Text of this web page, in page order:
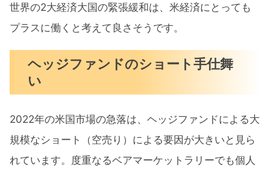
世界の2大経済大国の緊張緩和は、米経済にとっても
プラスに働くと考えて良さそうです。
ヘッジファンドのショート手仕舞
い
2022年の米国市場の急落は、ヘッジファンドによる大
規模なショート（空売り）による要因が大きいと見ら
れています。度重なるベアマーケットラリーでも個人